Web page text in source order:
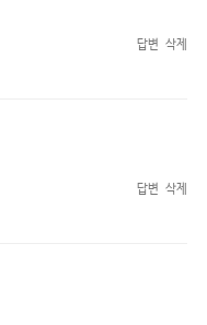
답변 삭제
답변 삭제